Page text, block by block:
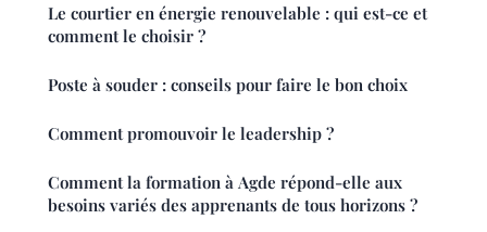
Le courtier en énergie renouvelable : qui est-ce et
comment le choisir ?
Poste à souder : conseils pour faire le bon choix
Comment promouvoir le leadership ?
Comment la formation à Agde répond-elle aux
besoins variés des apprenants de tous horizons ?